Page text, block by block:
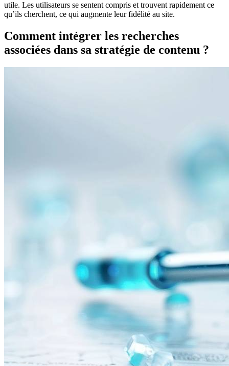
utile. Les utilisateurs se sentent compris et trouvent rapidement ce
qu’ils cherchent, ce qui augmente leur fidélité au site.
Comment intégrer les recherches
associées dans sa stratégie de contenu ?